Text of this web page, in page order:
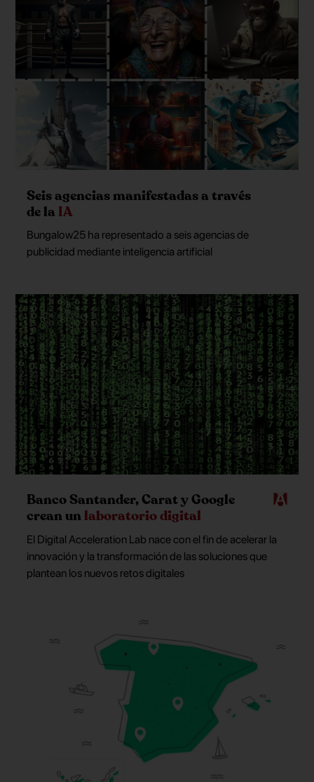
Seis agencias manifestadas a través
de la IA
Bungalow25 ha representado a seis agencias de
publicidad mediante inteligencia artificial
Banco Santander, Carat y Google
crean un laboratorio digital
El Digital Acceleration Lab nace con el fin de acelerar la
innovación y la transformación de las soluciones que
plantean los nuevos retos digitales